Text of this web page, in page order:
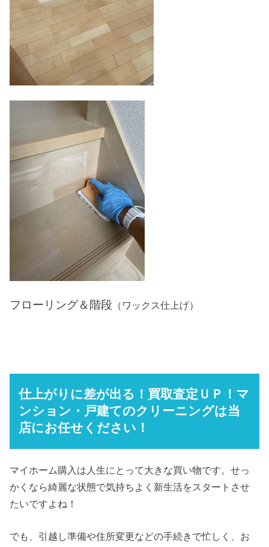
フローリング＆階段 （ワックス仕上げ）
仕上がりに差が出る！買取査定ＵＰ！マ
ンション・戸建てのクリーニングは当
店にお任せください！
マイホーム購入は人生にとって大きな買い物です。せっ
かくなら綺麗な状態で気持ちよく新生活をスタートさせ
たいですよね！
でも、引越し準備や住所変更などの手続きで忙しく、お